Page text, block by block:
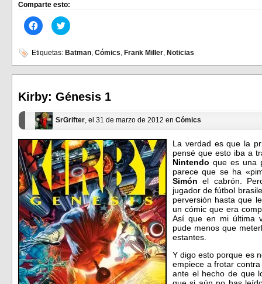
Comparte esto:
Haz
clic
en
Facebook
(Se
abre
ventana
nueva)
Haz
clic
en
(Se
abre
ventana
nueva)
Etiquetas: Batman, Cómics, Frank Miller, Noticias
Kirby: Génesis 1
SrGrifter, el 31 de marzo de 2012 en Cómics
La verdad es que la
pensé que esto iba a
Nintendo que es una
parece que se ha
Simónel cabrón.
jugador de fútbol
perversión hasta que
un cómic que era
Así que en mi última
pude menos que
estantes.
Y digo esto porque es
empiece a frotar
ante el hecho de que